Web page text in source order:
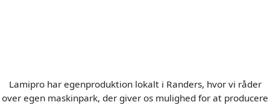
Lamipro har egenproduktion lokalt i Randers, hvor vi råder
over egen maskinpark, der giver os mulighed for at producere